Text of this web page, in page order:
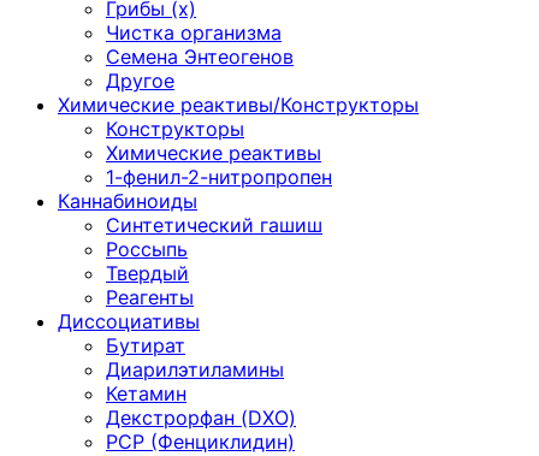
Грибы (х)
Чистка организма
Семена Энтеогенов
Другое
Химические реактивы/Конструкторы
Конструкторы
Химические реактивы
1-фенил-2-нитропропен
Каннабиноиды
Синтетический гашиш
Россыпь
Твердый
Реагенты
Диссоциативы
Бутират
Диарилэтиламины
Кетамин
Декстрорфан (DXO)
PCP (Фенциклидин)